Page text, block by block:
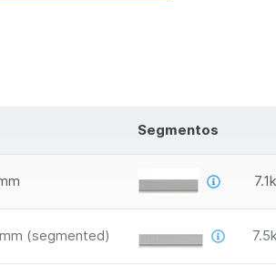
Segmentos
(segmented)